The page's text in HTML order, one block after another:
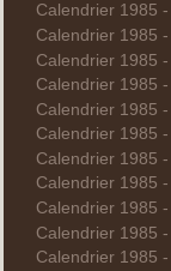
Calendrier 1985 -
Calendrier 1985
Calendrier 1985
Calendrier 1985
Calendrier 1985
Calendrier 1985
Calendrier 1985
Calendrier 1985
Calendrier 1985
Calendrier 1985
Calendrier 1985